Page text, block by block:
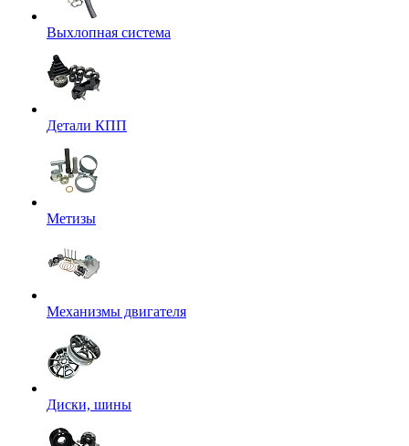
Выхлопная система
Детали КПП
Метизы
Механизмы двигателя
Диски, шины